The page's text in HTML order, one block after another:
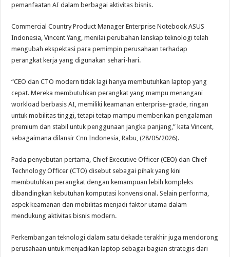
pemanfaatan AI dalam berbagai aktivitas bisnis.
Commercial Country Product Manager Enterprise Notebook ASUS
Indonesia, Vincent Yang, menilai perubahan lanskap teknologi telah
mengubah ekspektasi para pemimpin perusahaan terhadap
perangkat kerja yang digunakan sehari-hari.
“CEO dan CTO modern tidak lagi hanya membutuhkan laptop yang
cepat. Mereka membutuhkan perangkat yang mampu menangani
workload berbasis AI, memiliki keamanan enterprise-grade, ringan
untuk mobilitas tinggi, tetapi tetap mampu memberikan pengalaman
premium dan stabil untuk penggunaan jangka panjang,” kata Vincent,
sebagaimana dilansir Cnn Indonesia, Rabu, (28/05/2026).
Pada penyebutan pertama, Chief Executive Officer (CEO) dan Chief
Technology Officer (CTO) disebut sebagai pihak yang kini
membutuhkan perangkat dengan kemampuan lebih kompleks
dibandingkan kebutuhan komputasi konvensional. Selain performa,
aspek keamanan dan mobilitas menjadi faktor utama dalam
mendukung aktivitas bisnis modern.
Perkembangan teknologi dalam satu dekade terakhir juga mendorong
perusahaan untuk menjadikan laptop sebagai bagian strategis dari